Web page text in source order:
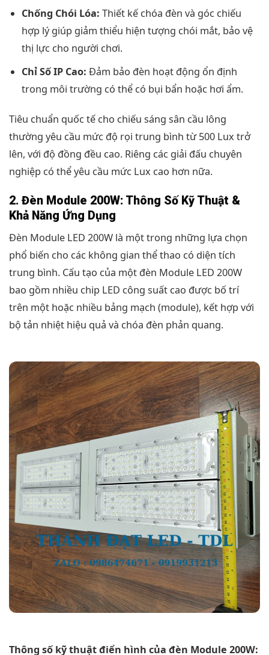
Chống Chói Lóa: Thiết kế chóa đèn và góc chiếu
hợp lý giúp giảm thiểu hiện tượng chói mắt, bảo vệ
thị lực cho người chơi.
Chỉ Số IP Cao: Đảm bảo đèn hoạt động ổn định
trong môi trường có thể có bụi bẩn hoặc hơi ẩm.
Tiêu chuẩn quốc tế cho chiếu sáng sân cầu lông
thường yêu cầu mức độ rọi trung bình từ 500 Lux trở
lên, với độ đồng đều cao. Riêng các giải đấu chuyên
nghiệp có thể yêu cầu mức Lux cao hơn nữa.
2. Đèn Module 200W: Thông Số Kỹ Thuật &
Khả Năng Ứng Dụng
Đèn Module LED 200W là một trong những lựa chọn
phổ biến cho các không gian thể thao có diện tích
trung bình. Cấu tạo của một đèn Module LED 200W
bao gồm nhiều chip LED công suất cao được bố trí
trên một hoặc nhiều bảng mạch (module), kết hợp với
bộ tản nhiệt hiệu quả và chóa đèn phản quang.
Thông số kỹ thuật điển hình của đèn Module 200W: